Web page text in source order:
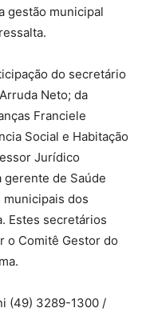
gestão municipal
do secretário
Neto; da
Franciele
Social e Habitação
Jurídico
gerente de Saúde
dos
Estes secretários
o Comitê Gestor do
(49) 3289-1300 /